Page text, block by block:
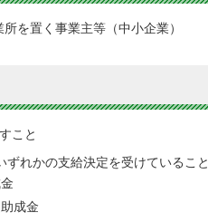
を置く事業主等（中小企業）
こと
ずれかの支給決定を受けていること
成金